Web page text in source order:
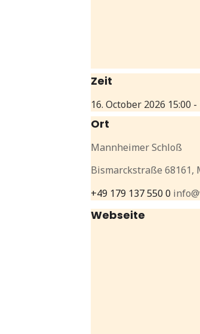
Zeit
16. October 2026 15:00 -
Ort
Mannheimer Schloß
Bismarckstraße 68161,
+49 179 137 550 0
Webseite